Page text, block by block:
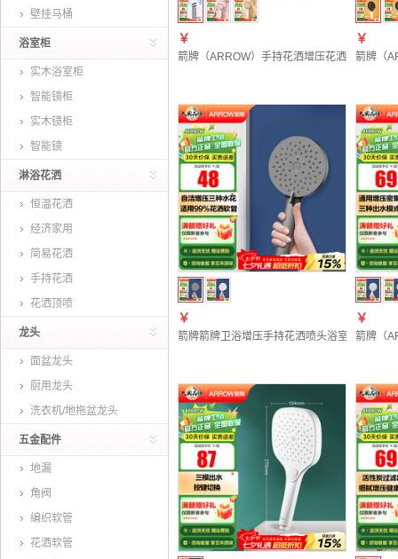
壁挂马桶
浴室柜
实木浴室柜
智能镜柜
实木镜柜
智能镜
淋浴花洒
恒温花洒
经济家用
简易花洒
手持花洒
花洒顶喷
龙头
面盆龙头
厨用龙头
洗衣机/地拖盆龙头
五金配件
地漏
角阀
编织软管
花洒软管
￥
箭牌（ARROW）手持花洒增压花洒头除滤带
￥
箭牌（
￥
箭牌箭牌卫浴增压手持花洒喷头浴室无顶喷莲
￥
箭牌（